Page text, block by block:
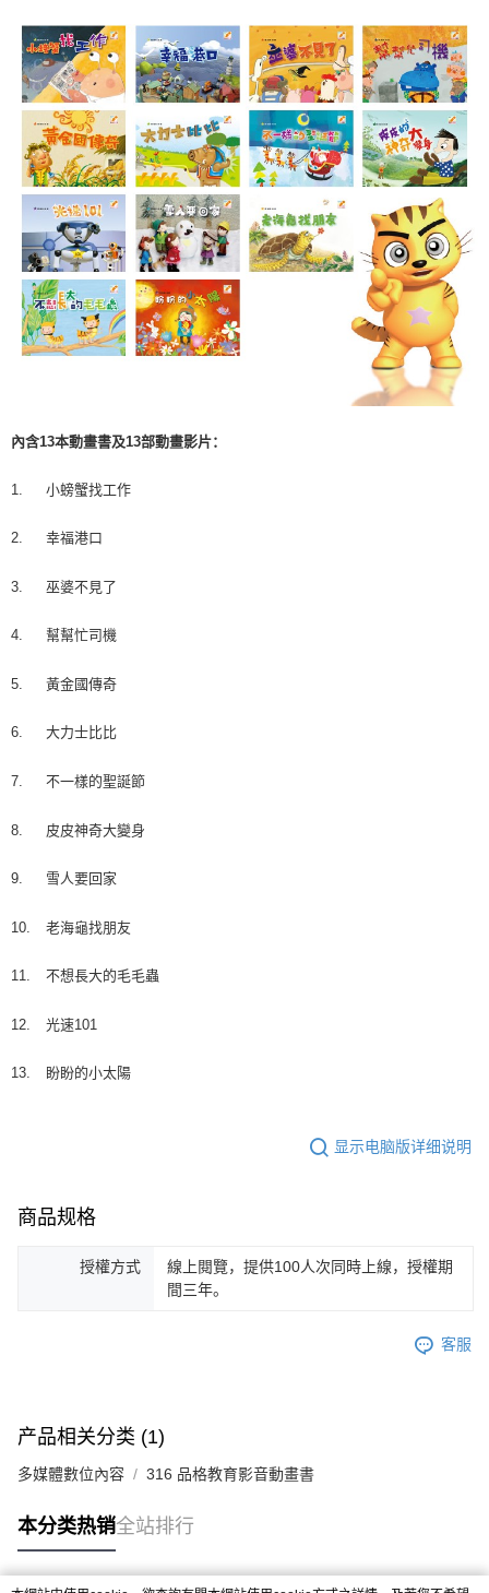
內含13本動畫書及13部動畫影片：
1. 小螃蟹找工作
2. 幸福港口
3. 巫婆不見了
4. 幫幫忙司機
5. 黃金國傳奇
6. 大力士比比
7. 不一樣的聖誕節
8. 皮皮神奇大變身
9. 雪人要回家
10. 老海龜找朋友
11. 不想長大的毛毛蟲
12. 光速101
13. 盼盼的小太陽
显示电脑版详细说明
商品规格
授權方式
線上閱覽，提供100人次同時上線，授權期
間三年。
客服
产品相关分类 (1)
多媒體數位內容 316 品格教育影音動畫書
本分类热销全站排行